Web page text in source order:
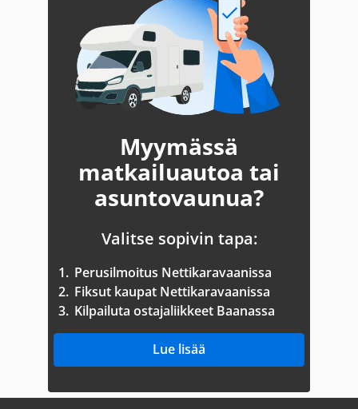
Myymässä
matkailuautoa tai
asuntovaunua?
Valitse sopivin tapa:
1. Perusilmoitus Nettikaravaanissa
2. Fiksut kaupat Nettikaravaanissa
3. Kilpailuta ostajaliikkeet Baanassa
Lue lisää